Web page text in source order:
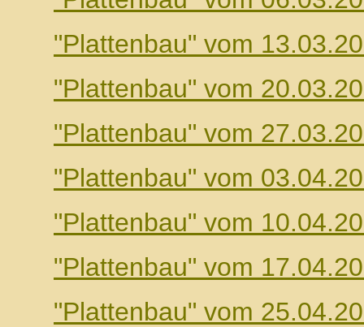
"Plattenbau" vom
"Plattenbau" vom
"Plattenbau" vom
"Plattenbau" vom
"Plattenbau" vom
"Plattenbau" vom
"Plattenbau" vom